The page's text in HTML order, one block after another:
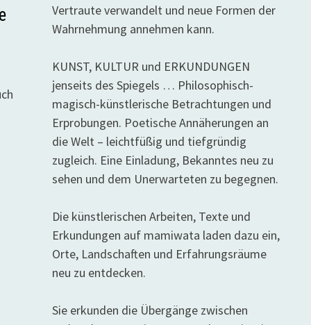
Vertraute verwandelt und neue Formen der
Wahrnehmung annehmen kann.
KUNST, KULTUR und ERKUNDUNGEN
jenseits des Spiegels … Philosophisch-
magisch-künstlerische Betrachtungen und
Erprobungen. Poetische Annäherungen an
die Welt – leichtfüßig und tiefgründig
zugleich. Eine Einladung, Bekanntes neu zu
sehen und dem Unerwarteten zu begegnen.
Die künstlerischen Arbeiten, Texte und
Erkundungen auf mamiwata laden dazu ein,
Orte, Landschaften und Erfahrungsräume
neu zu entdecken.
Sie erkunden die Übergänge zwischen